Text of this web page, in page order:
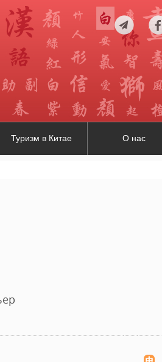
Туризм в Китае О нас